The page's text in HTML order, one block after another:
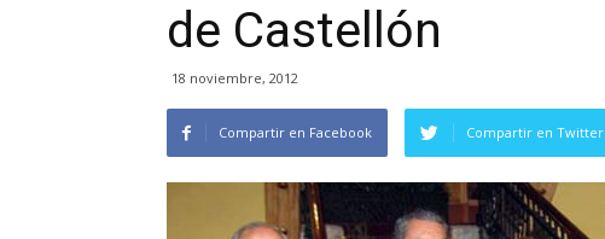
de Castellón
18 noviembre, 2012
Compartir en Facebook Compartir en Twitter